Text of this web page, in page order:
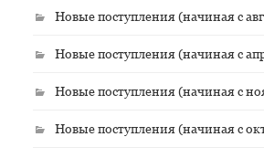
Новые поступления (начиная с
Новые поступления (начиная с
Новые поступления (начиная с
Новые поступления (начиная с